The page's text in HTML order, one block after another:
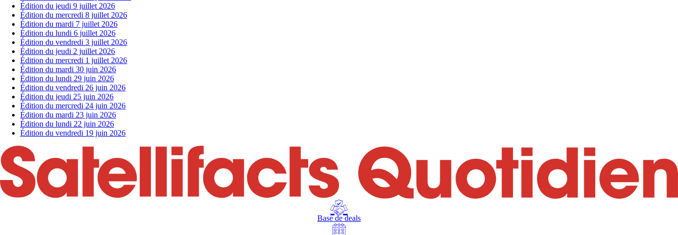
Édition du jeudi 9 juillet 2026
Édition du mercredi 8 juillet 2026
Édition du mardi 7 juillet 2026
Édition du lundi 6 juillet 2026
Édition du vendredi 3 juillet 2026
Édition du jeudi 2 juillet 2026
Édition du mercredi 1 juillet 2026
Édition du mardi 30 juin 2026
Édition du lundi 29 juin 2026
Édition du vendredi 26 juin 2026
Édition du jeudi 25 juin 2026
Édition du mercredi 24 juin 2026
Édition du mardi 23 juin 2026
Édition du lundi 22 juin 2026
Édition du vendredi 19 juin 2026
Base de deals